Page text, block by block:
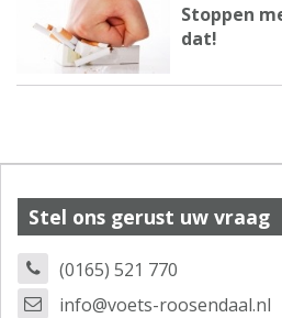
Stoppen
dat!
Stel ons gerust uw vraag
(0165) 521 770
info@voets-roosendaal.nl